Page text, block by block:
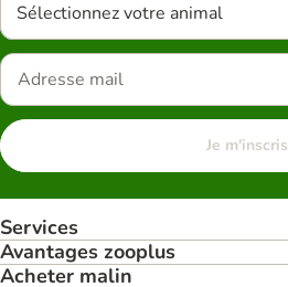
Sélectionnez votre animal
Je m'inscris
Services
Avantages zooplus
Acheter malin